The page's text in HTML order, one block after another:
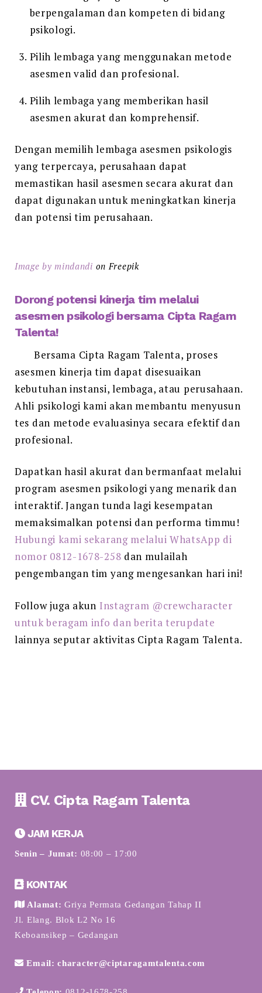
berpengalaman dan kompeten di bidang
psikologi.
Pilih lembaga yang menggunakan metode
asesmen valid dan profesional.
Pilih lembaga yang memberikan hasil
asesmen akurat dan komprehensif.
Dengan memilih lembaga asesmen psikologis
yang terpercaya, perusahaan dapat
memastikan hasil asesmen secara akurat dan
dapat digunakan untuk meningkatkan kinerja
dan potensi tim perusahaan.
Image by mindandi on Freepik
Dorong potensi kinerja tim melalui
asesmen psikologi bersama Cipta Ragam
Talenta!
Bersama Cipta Ragam Talenta, proses
asesmen kinerja tim dapat disesuaikan
kebutuhan instansi, lembaga, atau perusahaan.
Ahli psikologi kami akan membantu menyusun
tes dan metode evaluasinya secara efektif dan
profesional.
Dapatkan hasil akurat dan bermanfaat melalui
program asesmen psikologi yang menarik dan
interaktif. Jangan tunda lagi kesempatan
memaksimalkan potensi dan performa timmu!
Hubungi kami sekarang melalui WhatsApp di
nomor 0812-1678-258 dan mulailah
pengembangan tim yang mengesankan hari ini!
Follow juga akun Instagram @crewcharacter
untuk beragam info dan berita terupdate
lainnya seputar aktivitas Cipta Ragam Talenta.
CV. Cipta Ragam Talenta
JAM KERJA
Senin – Jumat: 08:00 – 17:00
KONTAK
Alamat: Griya Permata Gedangan Tahap II
Jl. Elang. Blok L2 No 16
Keboansikep – Gedangan
Email: character@ciptaragamtalenta.com